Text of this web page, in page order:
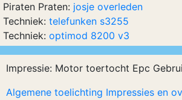
Impressie: Motor toertocht Epc
Algemene toelichting Impressies en
Piraten Praten: josje overleden
Techniek: telefunken s3255
Techniek: optimod 8200 v3